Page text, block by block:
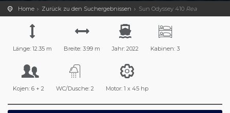
Home Zurück zu den Suchergebnissen Sun Odyssey 410 Rea
Länge: 12.35 m Breite: 3.99 m Jahr: 2022 Kabinen: 3
Kojen: 6 + 2 WC/Dusche: 2 Motor: 1 x 45 hp